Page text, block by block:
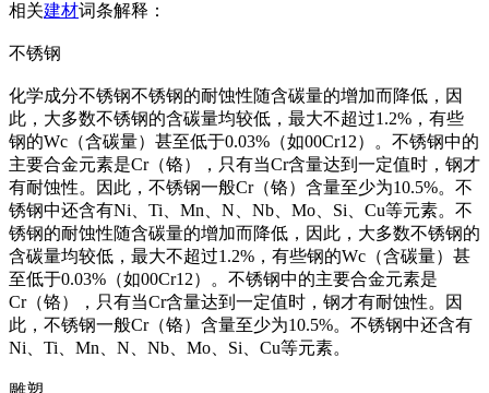
相关建材词条解释：
不锈钢
化学成分不锈钢不锈钢的耐蚀性随含碳量的增加而降低，因
此，大多数不锈钢的含碳量均较低，最大不超过1.2%，有些
钢的Wc（含碳量）甚至低于0.03%（如00Cr12）。不锈钢中的
主要合金元素是Cr（铬），只有当Cr含量达到一定值时，钢才
有耐蚀性。因此，不锈钢一般Cr（铬）含量至少为10.5%。不
锈钢中还含有Ni、Ti、Mn、N、Nb、Mo、Si、Cu等元素。不
锈钢的耐蚀性随含碳量的增加而降低，因此，大多数不锈钢的
含碳量均较低，最大不超过1.2%，有些钢的Wc（含碳量）甚
至低于0.03%（如00Cr12）。不锈钢中的主要合金元素是
Cr（铬），只有当Cr含量达到一定值时，钢才有耐蚀性。因
此，不锈钢一般Cr（铬）含量至少为10.5%。不锈钢中还含有
Ni、Ti、Mn、N、Nb、Mo、Si、Cu等元素。